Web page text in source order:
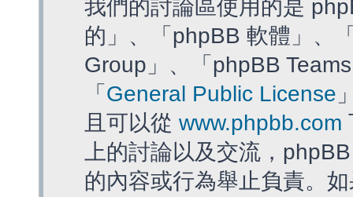
我們的討論區使用的是
的」、「phpBB 軟體」、
Group」、「phpBB
「 General Public License
且可以從 www.phpbb.com
上的討論以及交流，
的內容或行為舉止負責。